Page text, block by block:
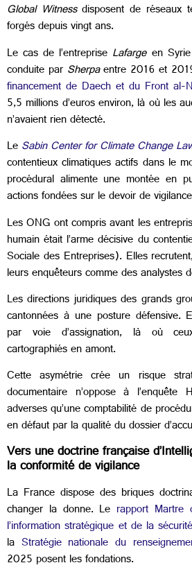
Global Witnessdisposent de réseaux
forgés depuis vingt ans.
Le cas de l’entreprise Lafargeen Syrie
conduite par Sherpaentre 2016 et
financement de Daech et du Front al-
5,5 millions d’euros environ, là où les
n’avaient rien détecté.
LeSabin Center for Climate Change
contentieux climatiques actifs dans le
procédural alimente une montée en
actions fondées sur le devoir de
Les ONG ont compris avant les
humain était l’arme décisive du
Sociale des Entreprises). Elles
leurs enquêteurs comme des analystes
Les directions juridiques des grands
cantonnées à une posture défensive.
par voie d’assignation, là où
cartographiés en amont.
Cette asymétrie crée un risque
documentaire n’oppose à l’enquête
adverses qu’une comptabilité de
en défaut par la qualité du dossier
Vers une doctrine française
la conformité de vigilance
La France dispose des briques
changer la donne. Le rapport
l’information stratégique et de la
la Stratégie nationale du
2025 posent les fondations.